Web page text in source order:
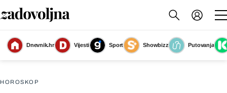
Dnevnik.hr Vijesti Sport Showbizz
Putovanja
Mjesečni horoskop: Ožujak
(Foto: Zadovoljna.hr)
HOROSKOP